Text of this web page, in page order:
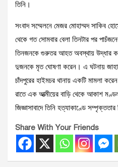
তিনি।
সংবাদ সম্মেলনে মেজর মোহাম্মদ সাকিব
থেকে গত সোমবার বেলা তিনটার পর
তিনজনকে গুরুতর আহত অবস্থায় উদ্ধার
দুজনকে মৃত ঘোষণা করেন। এ ঘটনায়
চাঁদপুরের হাইমচর থানায় একটি মামলা
রাতে এক আত্মীয়ের বাড়ি থেকে আকাশ
জিজ্ঞাসাবাদে তিনি হত্যাকাণ্ডে
Share With Your Friends